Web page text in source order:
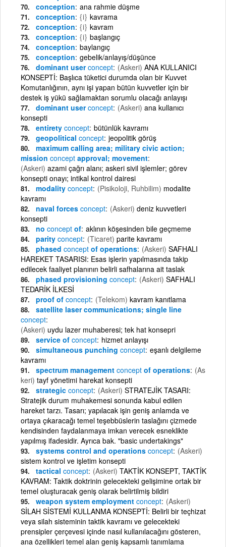
conception ana rahmie düşme
conception {i} kavrama
conception {i} kavram
conception {i} başlangıç
conception baylangıç
conception gebelik/anlayış/düşünce
dominant userconcept (Askeri) ANA KULLANICI
KONSEPTİ: Başlıca tüketici durumda olan bir Kuvvet
Komutanlığının, aynı işi yapan bütün kuvvetler için bir
destek iş yükü sağlamaktan sorumlu olacağı anlayışı
dominant userconcept (Askeri) ana kullanıcı
konsepti
entirety concept bütünlük kavramı
geopolitical concept jeopolitik görüş
maximum calling area; military civic action;
mission concept approval; movement
(Askeri) azami çağrı alanı; askeri sivil işlemler; görev
konsepti onayı; intikal kontrol dairesi
modality concept (Pisikoloji, Ruhbilim) modalite
kavramı
naval forces concept (Askeri) deniz kuvvetleri
konsepti
no concept of aklının köşesinden bile geçmeme
parity concept (Ticaret) parite kavramı
phased concept of operations (Askeri) SAFHALI
HAREKET TASARISI: Esas işlerin yapılmasında takip
edilecek faaliyet planının belirli safhalarına ait taslak
phased provisioning concept (Askeri) SAFHALI
TEDARİK İLKESİ
proof of concept (Telekom) kavram kanıtlama
satellite laser communications; single line
concept
(Askeri) uydu lazer muhaberesi; tek hat konsepri
service of concept hizmet anlayışı
simultaneous punching concept eşanlı delgileme
kavramı
spectrum management concept of operations (As
keri) tayf yönetimi harekat konsepti
strategic concept (Askeri) STRATEJİK TASARI:
Stratejik durum muhakemesi sonunda kabul edilen
hareket tarzı. Tasarı; yapılacak işin geniş anlamda ve
ortaya çıkaracağı temel teşebbüslerin taslağını çizmede
kendisinden faydalanmaya imkan verecek esneklikte
yapılmış ifadesidir. Ayrıca bak. "basic undertakings"
systems control and operations concept (Askeri)
sistem kontrol ve işletim konsepti
tactical concept (Askeri) TAKTİK KONSEPT, TAKTİK
KAVRAM: Taktik doktrinin gelecekteki gelişimine ortak bir
temel oluşturacak geniş olarak belirtilmiş bildiri
weapon system employment concept (Askeri)
SİLAH SİSTEMİ KULLANMA KONSEPTİ: Belirli bir teçhizat
veya silah sisteminin taktik kavramı ve gelecekteki
prensipler çerçevesi içinde nasıl kullanılacağını gösteren,
ana özellikleri temel alan geniş kapsamlı tanımlama